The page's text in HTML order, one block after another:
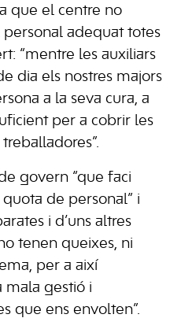
que el centre no
adequat totes
“mentre les auxiliars
dia els nostres majors
a la seva cura, a
per a cobrir les
govern “que faci
de personal” i
i d’uns altres
tenen queixes, ni
per a així
mala gestió i
que ens envolten”.